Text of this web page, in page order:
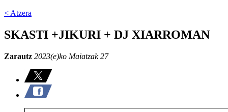
< Atzera
SKASTI +JIKURI + DJ XIARROMAN
Zarautz 2023(e)ko Maiatzak 27